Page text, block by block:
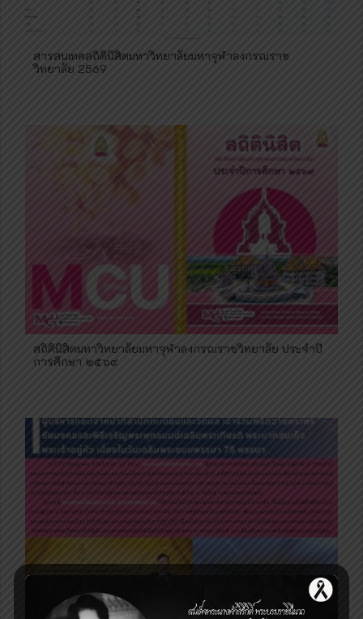
สารสนเทศสถิตินิสิตมหาวิทยาลัยมหาจุฬาลงกรณราช
วิทยาลัย 2569
สถิตินิสิตมหาวิทยาลัยมหาจุฬาลงกรณราชวิทยาลัย ประจำปี
การศึกษา ๒๕๖๙